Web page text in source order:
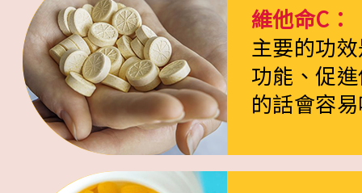
維他命C：
主要的功
功能、促
的話會容